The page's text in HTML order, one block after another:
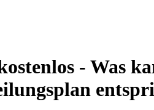
- Was